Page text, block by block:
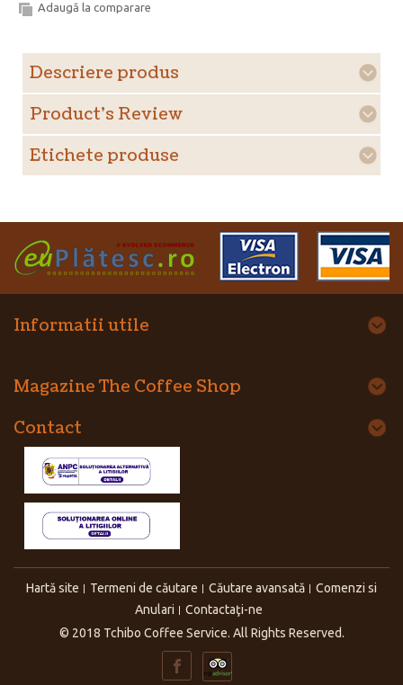
Adaugă la comparare
Descriere produs
Product's Review
Etichete produse
Informatii utile
Magazine The Coffee Shop
Contact
Hartă site Termeni de căutare Căutare avansată
Comenzi si
Anulari
Contactaţi-ne
© 2018 Tchibo Coffee Service. All Rights Reserved.